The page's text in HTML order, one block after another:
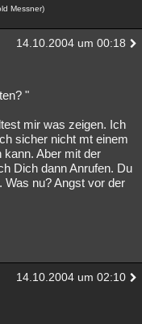
Messner)
14.10.2004 um 00:18
"
mir was zeigen. Ich
sicher nicht mt einem
kann. Aber mit der
Dich dann Anrufen. Du
nu? Angst vor der
14.10.2004 um 02:10